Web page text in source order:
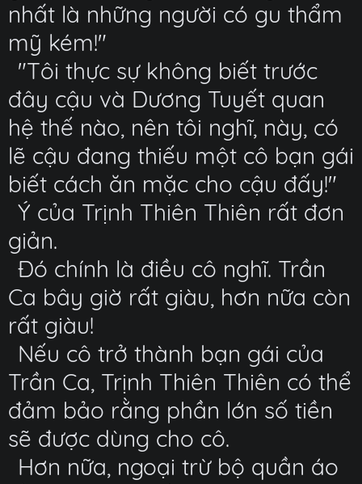
nhất là những người có gu thẩm
mỹ kém!"
"Tôi thực sự không biết trước
đây cậu và Dương Tuyết quan
hệ thế nào, nên tôi nghĩ, này, có
lẽ cậu đang thiếu một cô bạn gái
biết cách ăn mặc cho cậu đấy!"
Ý của Trịnh Thiên Thiên rất đơn
giản.
Đó chính là điều cô nghĩ. Trần
Ca bây giờ rất giàu, hơn nữa còn
rất giàu!
Nếu cô trở thành bạn gái của
Trần Ca, Trịnh Thiên Thiên có thể
đảm bảo rằng phần lớn số tiền
sẽ được dùng cho cô.
Hơn nữa, ngoại trừ bộ quần áo